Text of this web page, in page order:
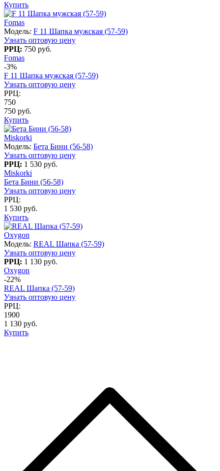
Купить
Fomas
Модель: F 11 Шапка мужская (57-59)
Узнать оптовую цену
РРЦ: 750 руб.
Fomas
-3%
F 11 Шапка мужская (57-59)
Узнать оптовую цену
РРЦ:
750
750 руб.
Купить
Miskorki
Модель: Бета Бини (56-58)
Узнать оптовую цену
РРЦ: 1 530 руб.
Miskorki
Бета Бини (56-58)
Узнать оптовую цену
РРЦ:
1 530 руб.
Купить
Oxygon
Модель: REAL Шапка (57-59)
Узнать оптовую цену
РРЦ: 1 130 руб.
Oxygon
-22%
REAL Шапка (57-59)
Узнать оптовую цену
РРЦ:
1900
1 130 руб.
Купить